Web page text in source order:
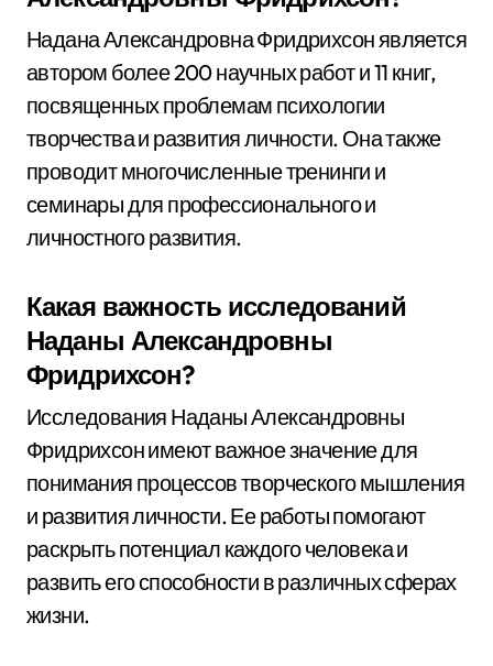
Надана Александровна Фридрихсон является
автором более 200 научных работ и 11 книг,
посвященных проблемам психологии
творчества и развития личности. Она также
проводит многочисленные тренинги и
семинары для профессионального и
личностного развития.
Какая важность исследований
Наданы Александровны
Фридрихсон?
Исследования Наданы Александровны
Фридрихсон имеют важное значение для
понимания процессов творческого мышления
и развития личности. Ее работы помогают
раскрыть потенциал каждого человека и
развить его способности в различных сферах
жизни.